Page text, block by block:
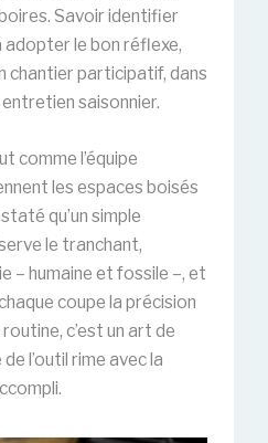
Savoir identifier
adopter le bon réflexe,
chantier participatif, dans
entretien saisonnier.
comme l’équipe
les espaces boisés
qu’un simple
le tranchant,
– humaine et fossile –, et
coupe la précision
c’est un art de
l’outil rime avec la